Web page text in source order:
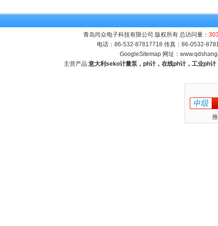
青岛尚众电子科技有限公司 版权所有 总访问量：
电话：86-532-87817718 传真：86-0532-
GoogleSitemap 网址：
主营产品:意大利seko计量泵，ph计，在线ph计，工业ph